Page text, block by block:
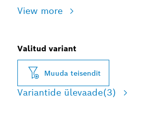
View more
Valitud variant
Muuda teisendit
Variantide ülevaade(3)